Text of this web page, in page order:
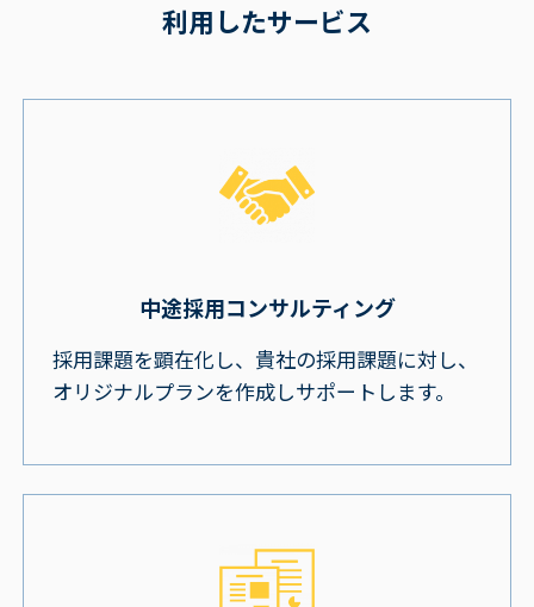
利用したサービス
中途採用コンサルティング
採用課題を顕在化し、貴社の採用課題に対し、
オリジナルプランを作成しサポートします。